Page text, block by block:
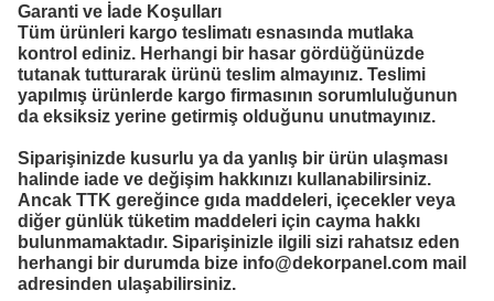
Garanti ve İade Koşulları
Tüm ürünleri kargo teslimatı esnasında mutlaka
kontrol ediniz. Herhangi bir hasar gördüğünüzde
tutanak tutturarak ürünü teslim almayınız. Teslimi
yapılmış ürünlerde kargo firmasının sorumluluğunun
da eksiksiz yerine getirmiş olduğunu unutmayınız.
Siparişinizde kusurlu ya da yanlış bir ürün ulaşması
halinde iade ve değişim hakkınızı kullanabilirsiniz.
Ancak TTK gereğince gıda maddeleri, içecekler veya
diğer günlük tüketim maddeleri için cayma hakkı
bulunmamaktadır. Siparişinizle ilgili sizi rahatsız eden
herhangi bir durumda bize info@dekorpanel.com mail
adresinden ulaşabilirsiniz.